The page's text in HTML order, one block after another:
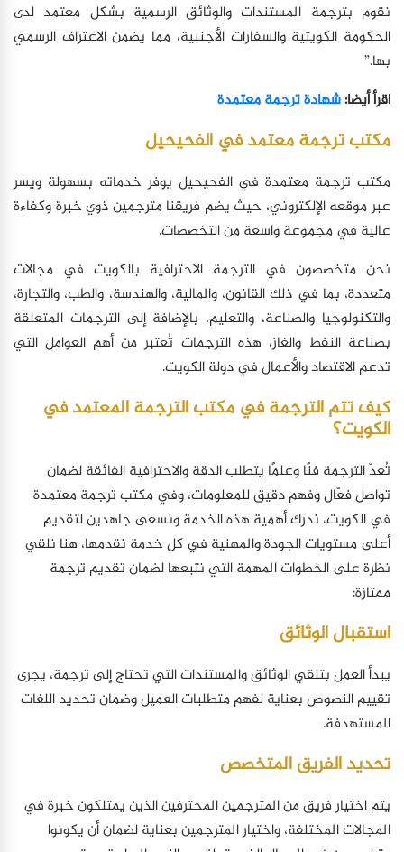
نقوم بترجمة المستندات والوثائق الرسمية بشكل معتمد لدى
الحكومة الكويتية والسفارات الأجنبية، مما يضمن الاعتراف الرسمي
بها.”
اقرأ أيضا:شهادة ترجمة معتمدة
مكتب ترجمة معتمد في الفحيحيل
مكتب ترجمة معتمدة في الفحيحيل يوفر خدماته بسهولة ويسر
عبر موقعه الإلكتروني، حيث يضم فريقنا مترجمين ذوي خبرة وكفاءة
عالية في مجموعة واسعة من التخصصات.
نحن متخصصون في الترجمة الاحترافية بالكويت في مجالات
متعددة، بما في ذلك القانون، والمالية، والهندسة، والطب، والتجارة،
والتكنولوجيا والصناعة، والتعليم، بالإضافة إلى الترجمات المتعلقة
بصناعة النفط والغاز، هذه الترجمات تُعتبر من أهم العوامل التي
تدعم الاقتصاد والأعمال في دولة الكويت.
كيف تتم الترجمة في مكتب الترجمة المعتمد في
الكويت؟
تُعدّ الترجمة فنًا وعلمًا يتطلب الدقة والاحترافية الفائقة لضمان
تواصل فعّال وفهم دقيق للمعلومات، وفي مكتب ترجمة معتمدة
في الكويت، ندرك أهمية هذه الخدمة ونسعى جاهدين لتقديم
أعلى مستويات الجودة والمهنية في كل خدمة نقدمها، هنا نلقي
نظرة على الخطوات المهمة التي نتبعها لضمان تقديم ترجمة
ممتازة:
استقبال الوثائق
يبدأ العمل بتلقي الوثائق والمستندات التي تحتاج إلى ترجمة، يجرى
تقييم النصوص بعناية لفهم متطلبات العميل وضمان تحديد اللغات
المستهدفة.
تحديد الفريق المتخصص
يتم اختيار فريق من المترجمين المحترفين الذين يمتلكون خبرة في
المجالات المختلفة، واختيار المترجمين بعناية لضمان أن يكونوا